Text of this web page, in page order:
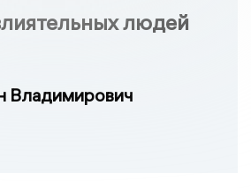
людей
Владимирович